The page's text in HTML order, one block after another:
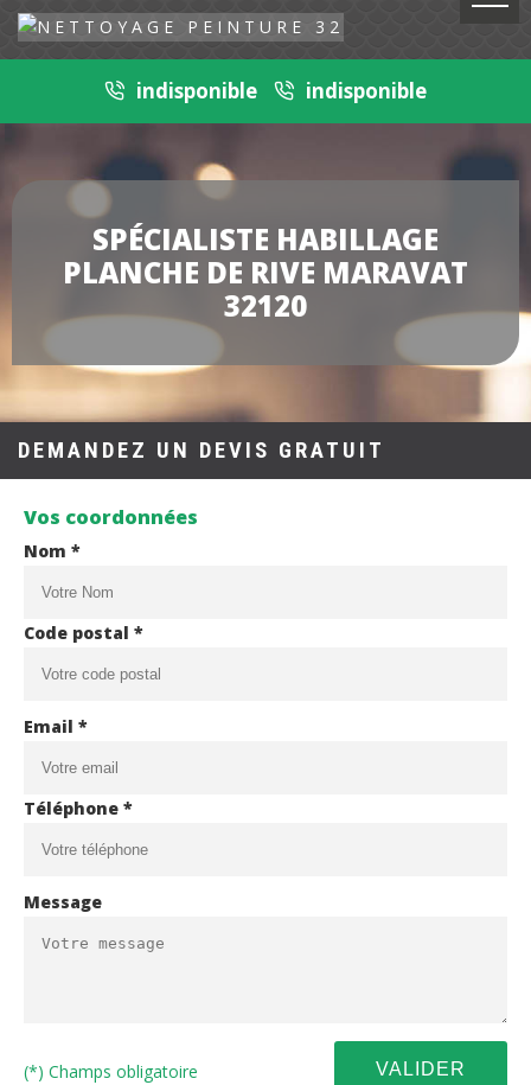
indisponible indisponible
SPÉCIALISTE HABILLAGE
PLANCHE DE RIVE MARAVAT
32120
DEMANDEZ UN DEVIS GRATUIT
Vos coordonnées
Nom *
Code postal *
Email *
Téléphone *
Message
(*) Champs obligatoire